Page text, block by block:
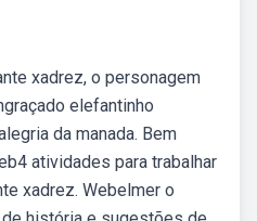
xadrez, o personagem
elefantinho
da manada. Bem
atividades para trabalhar
xadrez. Webelmer o